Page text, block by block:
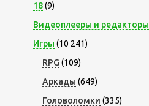
18(9)
Видеоплееры и редакторы
Игры (10 241)
RPG (109)
Аркады (649)
Головоломки (335)